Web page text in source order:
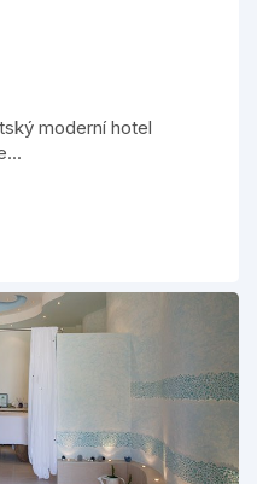
moderní hotel